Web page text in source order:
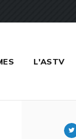
L'ASTV